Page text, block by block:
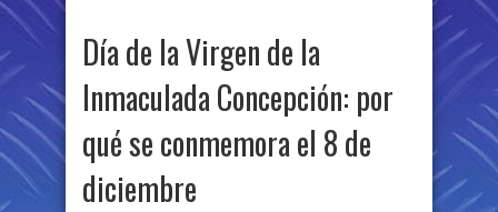
Día de la Virgen de la
Inmaculada Concepción: por
qué se conmemora el 8 de
diciembre